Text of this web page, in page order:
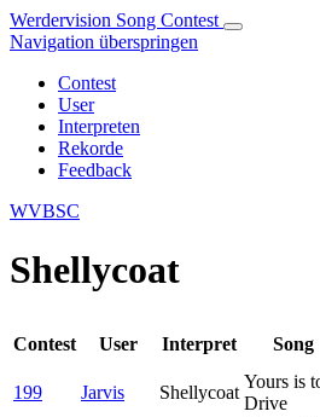
Werdervision Song Contest
Navigation überspringen
Contest
User
Interpreten
Rekorde
Feedback
WVBSC
Shellycoat
Contest User Interpret Song
199
Jarvis Shellycoat
Yours is
Drive